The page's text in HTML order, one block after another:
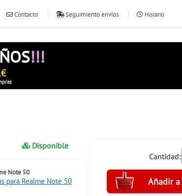
Contacto Seguimiento envíos Horario
ventas@ilevante.com
!!!
Disponible
Note 50
para Realme Note 50
Cantidad: